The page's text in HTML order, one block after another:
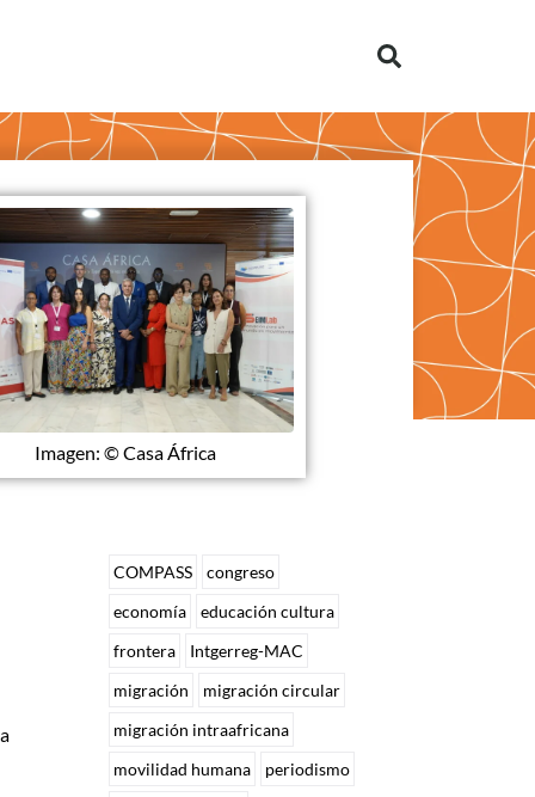
Imagen: © Casa África
COMPASS
congreso
economía
educación cultura
frontera
Intgerreg-MAC
migración
migración circular
migración intraafricana
movilidad humana
periodismo